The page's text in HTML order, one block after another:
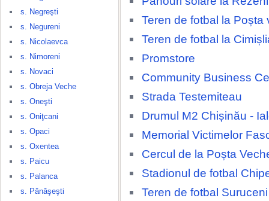
s. Negreşti
s. Negureni
s. Nicolaevca
s. Nimoreni
s. Novaci
s. Obreja Veche
s. Oneşti
s. Oniţcani
s. Opaci
s. Oxentea
s. Paicu
s. Palanca
s. Pănăşeşti
Teren de fotbal la Poșta
Teren de fotbal la
Promstore
Community Business
Strada Testemiteau
Drumul M2 Chișinău -
Memorial Victimelor
Cercul de la Poșta
Stadionul de fotbal
Teren de fotbal Suruceni